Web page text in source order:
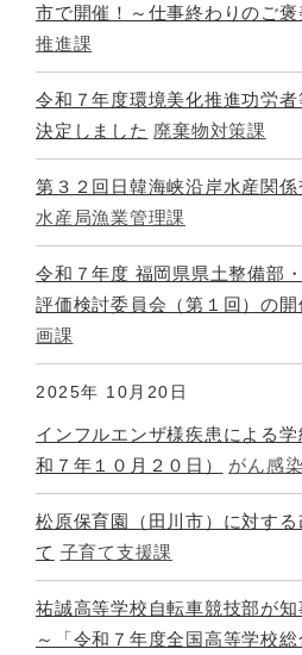
市で開催！～仕事終わりのご褒
推進課
令和７年度環境美化推進功労
決定しました 廃棄物対策課
第３２回日韓海峡沿岸水産関
水産局漁業管理課
令和７年度 福岡県県土整備部
評価検討委員会（第１回）の開
画課
2025年 10月20日
インフルエンザ様疾患による
和７年１０月２０日）
がん感
松原保育園（田川市）に対す
て 子育て支援課
祐誠高等学校自転車競技部が
～「令和７年度全国高等学校